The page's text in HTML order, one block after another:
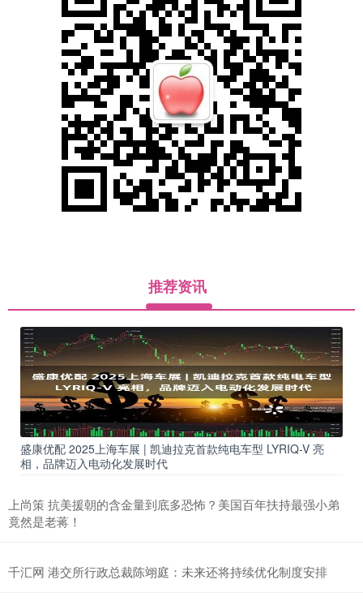
推荐资讯
盛康优配 2025上海车展 | 凯迪拉克首款纯电车型 LYRIQ-V 亮
相，品牌迈入电动化发展时代
上尚策 抗美援朝的含金量到底多恐怖？美国百年扶持最强小弟
竟然是老蒋！
千汇网 港交所行政总裁陈翊庭：未来还将持续优化制度安排